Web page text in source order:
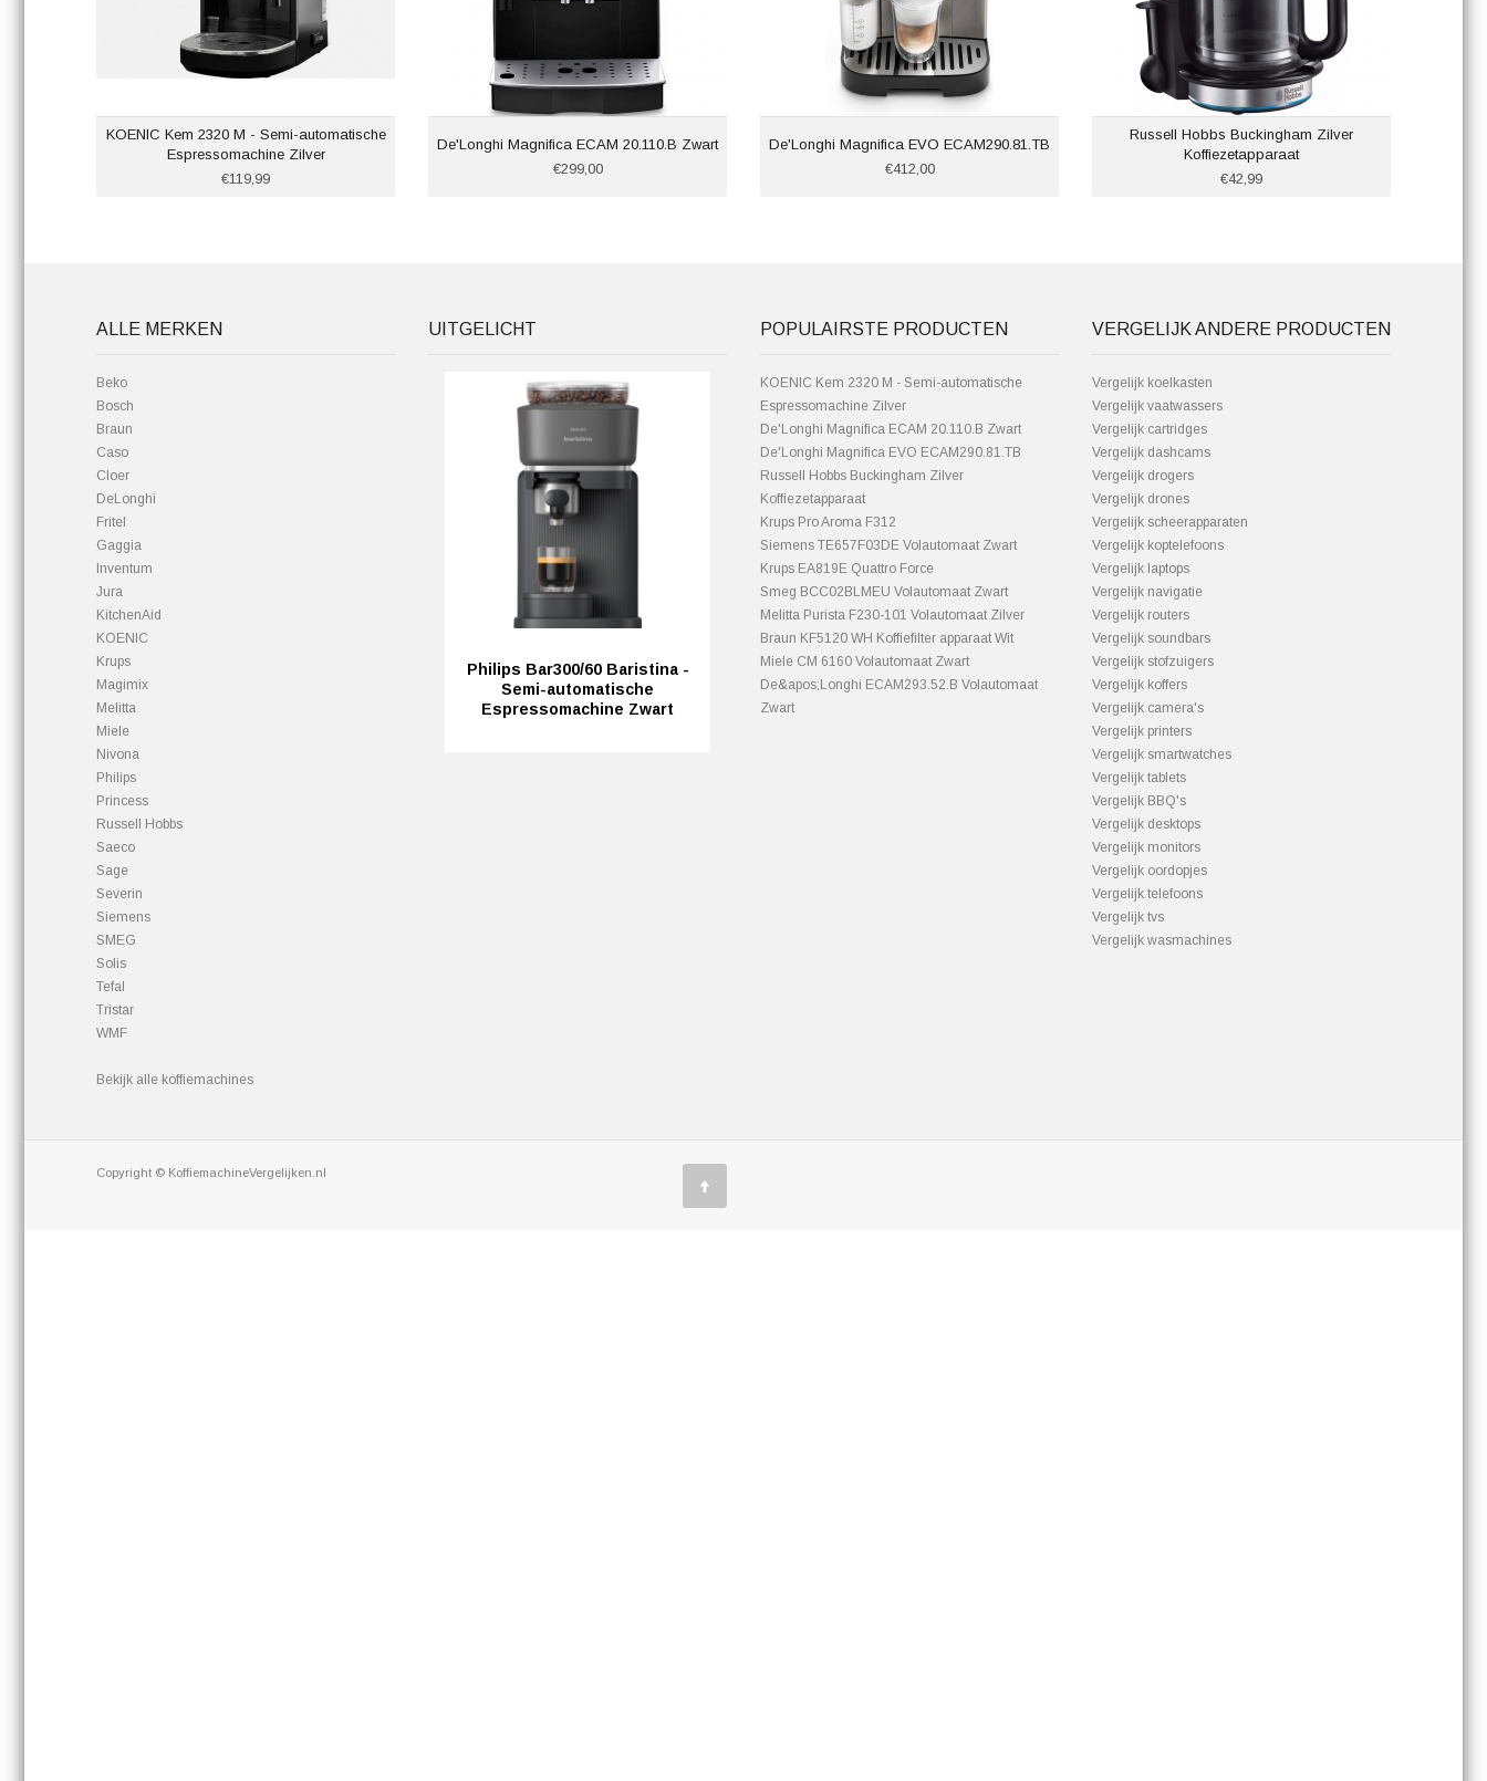
KOENIC Kem 2320 M - Semi-automatische
Espressomachine Zilver
€119,99
De'Longhi Magnifica ECAM 20.110.B Zwart
€299,00
De'Longhi Magnifica EVO ECAM290.81.TB
€412,00
Russell Hobbs Buckingham Zilver
Koffiezetapparaat
€42,99
ALLE MERKEN
Beko
Bosch
Braun
Caso
Cloer
DeLonghi
Fritel
Gaggia
Inventum
Jura
KitchenAid
KOENIC
Krups
Magimix
Melitta
Miele
Nivona
Philips
Princess
Russell Hobbs
Saeco
Sage
Severin
Siemens
SMEG
Solis
Tefal
Tristar
WMF
Bekijk alle koffiemachines
UITGELICHT
Philips Bar300/60 Baristina -
Semi-automatische
Espressomachine Zwart
POPULAIRSTE PRODUCTEN
KOENIC Kem 2320 M - Semi-automatische
Espressomachine Zilver
De'Longhi Magnifica ECAM 20.110.B Zwart
De'Longhi Magnifica EVO ECAM290.81.TB
Russell Hobbs Buckingham Zilver
Koffiezetapparaat
Krups Pro Aroma F312
Siemens TE657F03DE Volautomaat Zwart
Krups EA819E Quattro Force
Smeg BCC02BLMEU Volautomaat Zwart
Melitta Purista F230-101 Volautomaat Zilver
Braun KF5120 WH Koffiefilter apparaat Wit
Miele CM 6160 Volautomaat Zwart
De&apos;Longhi ECAM293.52.B Volautomaat
Zwart
VERGELIJK ANDERE PRODUCTEN
Vergelijk koelkasten
Vergelijk vaatwassers
Vergelijk cartridges
Vergelijk dashcams
Vergelijk drogers
Vergelijk drones
Vergelijk scheerapparaten
Vergelijk koptelefoons
Vergelijk laptops
Vergelijk navigatie
Vergelijk routers
Vergelijk soundbars
Vergelijk stofzuigers
Vergelijk koffers
Vergelijk camera's
Vergelijk printers
Vergelijk smartwatches
Vergelijk tablets
Vergelijk BBQ's
Vergelijk desktops
Vergelijk monitors
Vergelijk oordopjes
Vergelijk telefoons
Vergelijk tvs
Vergelijk wasmachines
Copyright © KoffiemachineVergelijken.nl